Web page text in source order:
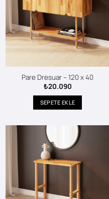
Pare Dresuar – 120 x 40
₺20.090
SEPETE EKLE